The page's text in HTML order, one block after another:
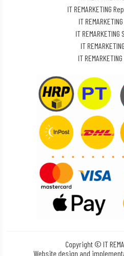
IT REMARKETING
IT
IT
IT
IT
Copyright © IT
Website design and